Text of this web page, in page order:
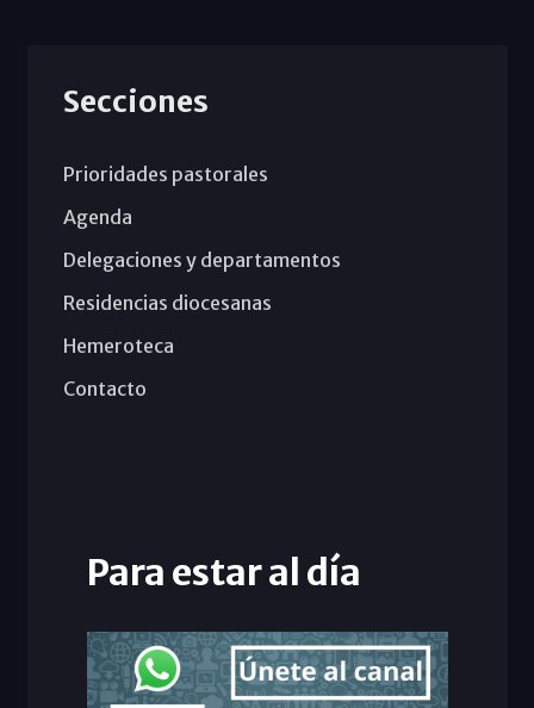
Secciones
Prioridades pastorales
Agenda
Delegaciones y departamentos
Residencias diocesanas
Hemeroteca
Contacto
Para estar al día